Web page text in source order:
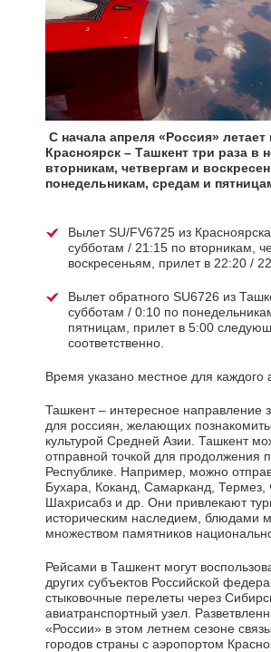
С начала апреля «Россия»
Красноярск – Ташкент три раза в
вторникам, четвергам и
понедельникам, средам и
Вылет SU/FV6725 из
субботам / 21:15 по вторникам,
воскресеньям, прилет в 22:20 /
Вылет обратного SU6726 из
субботам / 0:10 по
пятницам, прилет в 5:00
соответственно.
Время указано местное для каждого
Ташкент – интересное направление
для россиян, желающих
культурой Средней Азии. Ташкент
отправной точкой для продолжения
Республике. Например, можно
Бухара, Коканд, Самарканд, Термез,
Шахрисабз и др. Они привлекают
историческим наследием, блюдами
множеством памятников
Рейсами в Ташкент могут
других субъектов Российской
стыковочные перелеты через
авиатранспортный узел.
«России» в этом летнем сезоне
городов страны с аэропортом